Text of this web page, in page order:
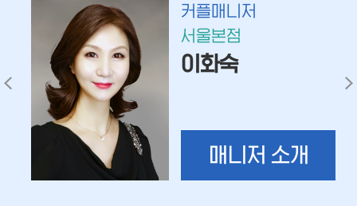
커플매니저
서울본점
이화숙
매니저 소개